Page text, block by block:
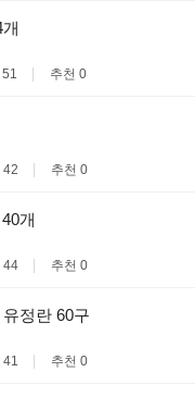
51 추천 0
42 추천 0
개
44 추천 0
정란 60구
41 추천 0